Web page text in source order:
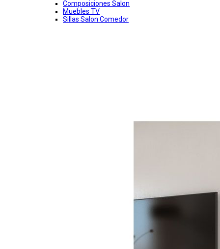
Composiciones Salon
Muebles TV
Sillas Salon Comedor